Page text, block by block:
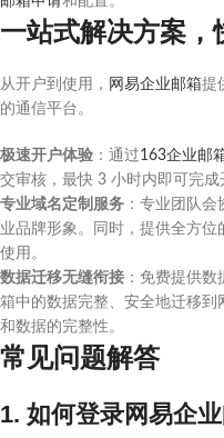
一站式解决方案，
从开户到使用， 网易企业邮箱提
的通信平台。
极速开户体验 ：通过163企业邮
交审核，最快 3 小时内即可完成
专业域名定制服务 ：专业团队
业品牌形象。同时，提供全方
使用。
数据迁移无缝衔接 ：免费提供
箱中的数据完整、安全地迁移
和数据的完整性。
常见问题解答
1. 如何登录网易企